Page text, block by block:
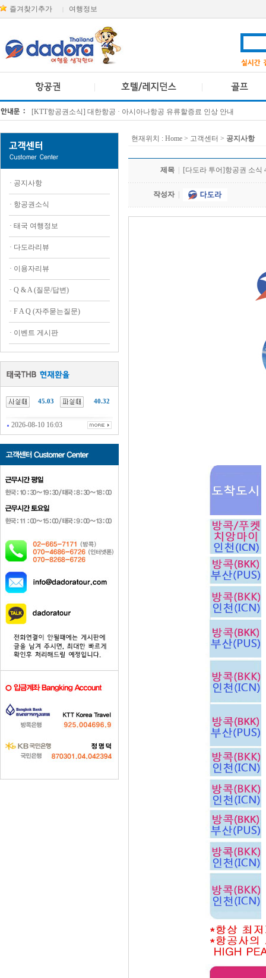
즐겨찾기추가 여행정보
방콕 데일리투어 새 브랜드 DA함께를 소개합니다
· 공지사항
· 항공권소식
· 태국 여행정보
· 다도라리뷰
· 이용자리뷰
· Q & A (질문/답변)
· F A Q (자주묻는질문)
· 이벤트 게시판
45.03 40.32
2026-08-10 16:03
현재위치 : Home > 고객센터 > 공지사항
제목 [다도라 투어]항공권 소
작성자